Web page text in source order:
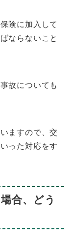
険に加入して
ならないこと
故についても
ますので、交
った対応をす
合、どう